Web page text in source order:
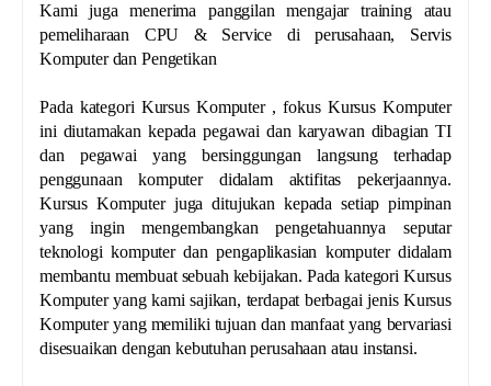
Kami juga menerima panggilan mengajar training atau
pemeliharaan CPU & Service di perusahaan, Servis
Komputer dan Pengetikan
Pada kategori Kursus Komputer , fokus Kursus Komputer
ini diutamakan kepada pegawai dan karyawan dibagian TI
dan pegawai yang bersinggungan langsung terhadap
penggunaan komputer didalam aktifitas pekerjaannya.
Kursus Komputer juga ditujukan kepada setiap pimpinan
yang ingin mengembangkan pengetahuannya seputar
teknologi komputer dan pengaplikasian komputer didalam
membantu membuat sebuah kebijakan. Pada kategori Kursus
Komputer yang kami sajikan, terdapat berbagai jenis Kursus
Komputer yang memiliki tujuan dan manfaat yang bervariasi
disesuaikan dengan kebutuhan perusahaan atau instansi.